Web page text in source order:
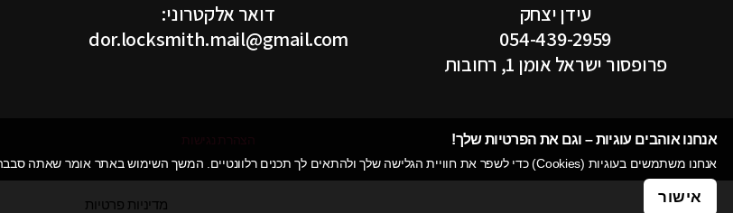
עידן יצחק
054-439-2959
פרופסור ישראל אומן 1, רחובות
דואר אלקטרוני:
dor.locksmith.mail@gmail.com
אנחנו אוהבים עוגיות – וגם את הפרטיות שלך!​
אנחנו משתמשים בעוגיות (Cookies) כדי לשפר את חוויית הגלישה שלך ולהתאים לך תכנים רלוונטיים. המשך השימוש באתר אומר שאתה סבבה עם זה. רוצה לדעת עוד? עיין ב
אישור מדיניות פרטיות